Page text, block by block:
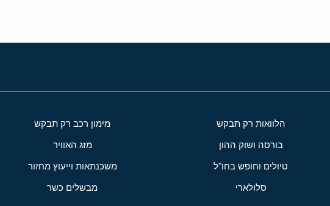
הלוואות רק תבקש מימון רכב רק תבקש
בורסה ושוק ההון מזג האוויר
טיולים וחופש בחו"ל משכנתאות וייעוץ מחזור
סלולארי מבשלים כשר